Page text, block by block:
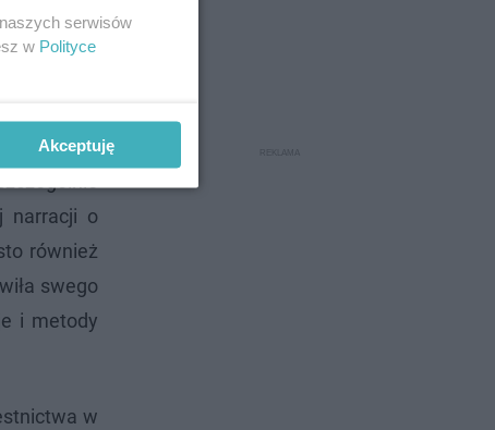
narracji o
również
swego
i metody
w
serwisów
w Polityce
Akceptuję